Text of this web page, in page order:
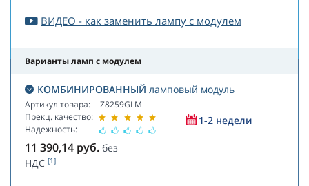
ВИДЕО - как заменить лампу с модулем
Варианты ламп с модулем
КОМБИНИРОВАННЫЙ ламповый модуль
Артикул товара:
Прекц. качество:
Надежность:
Z8259GLM
1-2 недели
11 390,14 руб. без
НДС [1]